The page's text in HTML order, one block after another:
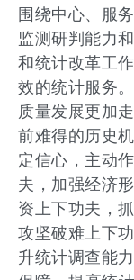
围绕中心、服
监测研判能力
和统计改革工
效的统计服务
质量发展更加
前难得的历史
定信心，主动
夫，加强经济
资上下功夫，
攻坚破难上下
升统计调查能